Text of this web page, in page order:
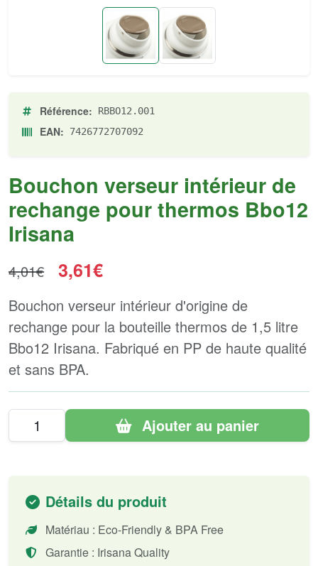
Référence: RBBO12.001
EAN: 7426772707092
Bouchon verseur intérieur de
rechange pour thermos Bbo12
Irisana
4,01€ 3,61€
Bouchon verseur intérieur d'origine de
rechange pour la bouteille thermos de 1,5 litre
Bbo12 Irisana. Fabriqué en PP de haute qualité
et sans BPA.
Ajouter au panier
Détails du produit
Matériau : Eco-Friendly & BPA Free
Garantie : Irisana Quality